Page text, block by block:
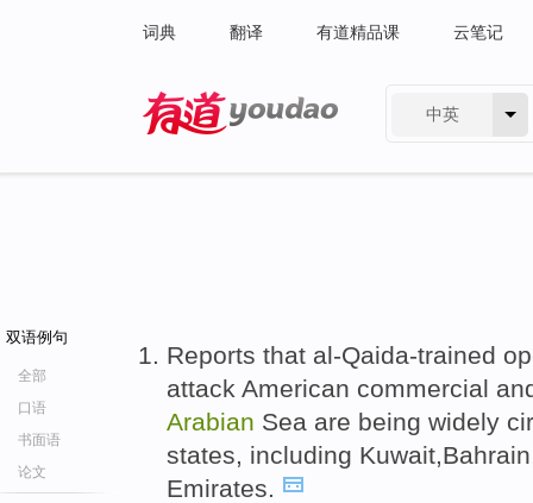
词典 翻译 有道精品课 云笔记
中英
双语例句
全部
口语
书面语
论文
Reports that al-Qaida-trained
attack American commercial
Arabian Sea are being widely
states, including
Emirates.